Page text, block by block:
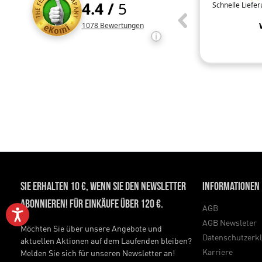
Kundenbewertungen und Rezensionen
4.4/ 5
1078 Bewertungen
Unkompliziert ohne registrieren Tip top
Schnelle
Sie erhalten 10 €, wenn Sie den Newsletter
abonnieren! Für Einkäufe über 120 €.
Möchten Sie über unsere Angebote und
aktuellen Aktionen auf dem Laufenden bleiben?
Melden Sie sich für unseren Newsletter an!
Informationen
AGB
AGB Newsleter
Karriere